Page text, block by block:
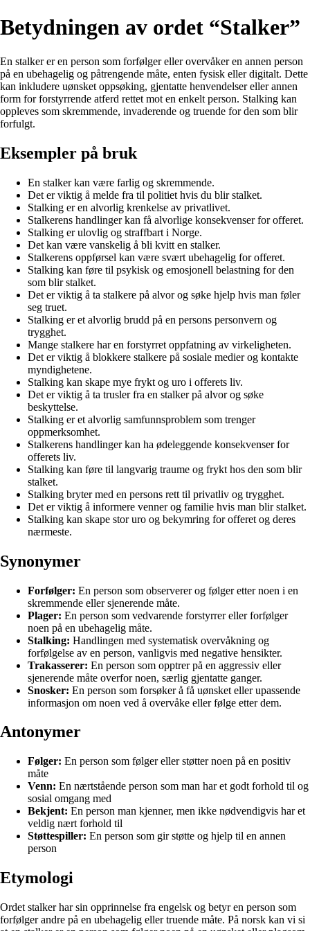
Betydningen av ordet “Stalker”
En stalker er en person som forfølger eller overvåker en annen person
på en ubehagelig og påtrengende måte, enten fysisk eller digitalt. Dette
kan inkludere uønsket oppsøking, gjentatte henvendelser eller annen
form for forstyrrende atferd rettet mot en enkelt person. Stalking kan
oppleves som skremmende, invaderende og truende for den som blir
forfulgt.
Eksempler på bruk
En stalker kan være farlig og skremmende.
Det er viktig å melde fra til politiet hvis du blir stalket.
Stalking er en alvorlig krenkelse av privatlivet.
Stalkerens handlinger kan få alvorlige konsekvenser for offeret.
Stalking er ulovlig og straffbart i Norge.
Det kan være vanskelig å bli kvitt en stalker.
Stalkerens oppførsel kan være svært ubehagelig for offeret.
Stalking kan føre til psykisk og emosjonell belastning for den
som blir stalket.
Det er viktig å ta stalkere på alvor og søke hjelp hvis man føler
seg truet.
Stalking er et alvorlig brudd på en persons personvern og
trygghet.
Mange stalkere har en forstyrret oppfatning av virkeligheten.
Det er viktig å blokkere stalkere på sosiale medier og kontakte
myndighetene.
Stalking kan skape mye frykt og uro i offerets liv.
Det er viktig å ta trusler fra en stalker på alvor og søke
beskyttelse.
Stalking er et alvorlig samfunnsproblem som trenger
oppmerksomhet.
Stalkerens handlinger kan ha ødeleggende konsekvenser for
offerets liv.
Stalking kan føre til langvarig traume og frykt hos den som blir
stalket.
Stalking bryter med en persons rett til privatliv og trygghet.
Det er viktig å informere venner og familie hvis man blir stalket.
Stalking kan skape stor uro og bekymring for offeret og deres
nærmeste.
Synonymer
Forfølger: En person som observerer og følger etter noen i en
skremmende eller sjenerende måte.
Plager: En person som vedvarende forstyrrer eller forfølger
noen på en ubehagelig måte.
Stalking: Handlingen med systematisk overvåkning og
forfølgelse av en person, vanligvis med negative hensikter.
Trakasserer: En person som opptrer på en aggressiv eller
sjenerende måte overfor noen, særlig gjentatte ganger.
Snosker: En person som forsøker å få uønsket eller upassende
informasjon om noen ved å overvåke eller følge etter dem.
Antonymer
Følger: En person som følger eller støtter noen på en positiv
måte
Venn: En nærtstående person som man har et godt forhold til og
sosial omgang med
Bekjent: En person man kjenner, men ikke nødvendigvis har et
veldig nært forhold til
Støttespiller: En person som gir støtte og hjelp til en annen
person
Etymologi
Ordet stalker har sin opprinnelse fra engelsk og betyr en person som
forfølger andre på en ubehagelig eller truende måte. På norsk kan vi si